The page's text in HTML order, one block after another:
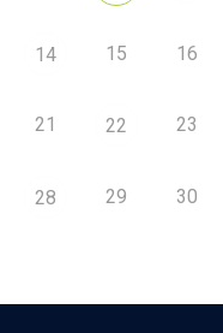
14 15 16
21 22 23
28 29 30